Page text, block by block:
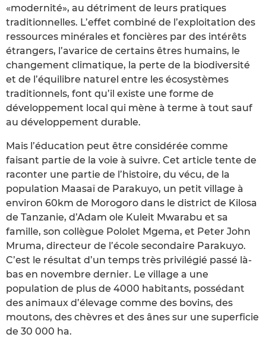
«modernité», au détriment de leurs pratiques
traditionnelles. L’effet combiné de l’exploitation des
ressources minérales et foncières par des intérêts
étrangers, l’avarice de certains êtres humains, le
changement climatique, la perte de la biodiversité
et de l’équilibre naturel entre les écosystèmes
traditionnels, font qu’il existe une forme de
développement local qui mène à terme à tout sauf
au développement durable.
Mais l’éducation peut être considérée comme
faisant partie de la voie à suivre. Cet article tente de
raconter une partie de l’histoire, du vécu, de la
population Maasaï de Parakuyo, un petit village à
environ 60km de Morogoro dans le district de Kilosa
de Tanzanie, d’Adam ole Kuleit Mwarabu et sa
famille, son collègue Pololet Mgema, et Peter John
Mruma, directeur de l’école secondaire Parakuyo.
C’est le résultat d’un temps très privilégié passé là-
bas en novembre dernier. Le village a une
population de plus de 4000 habitants, possédant
des animaux d’élevage comme des bovins, des
moutons, des chèvres et des ânes sur une superficie
de 30 000 ha.